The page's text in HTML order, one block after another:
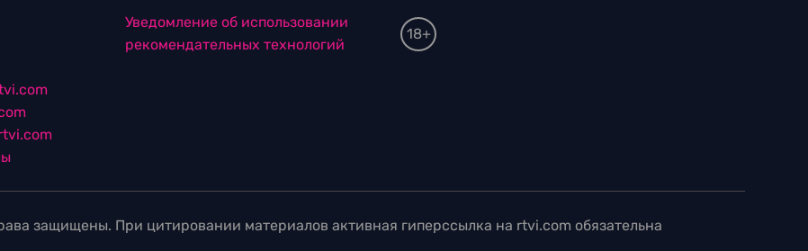
Уведомление об использовании
рекомендательных технологий
18+
защищены. При цитировании материалов активная гиперссылка на rtvi.com обязательна